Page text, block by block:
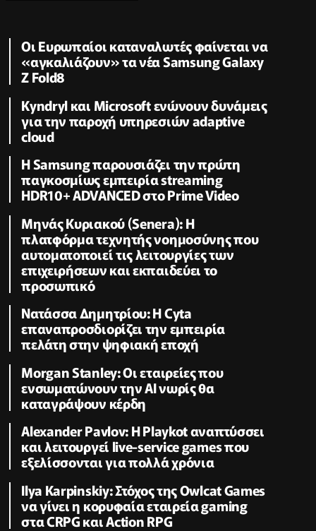
Οι Ευρωπαίοι καταναλωτές φαίνεται να
«αγκαλιάζουν» τα νέα Samsung Galaxy
Z Fold8
Kyndryl και Microsoft ενώνουν δυνάμεις
για την παροχή υπηρεσιών adaptive
cloud
Η Samsung παρουσιάζει την πρώτη
παγκοσμίως εμπειρία streaming
HDR10+ ADVANCED στο Prime Video
Μηνάς Κυριακού (Senera): Η
πλατφόρμα τεχνητής νοημοσύνης που
αυτοματοποιεί τις λειτουργίες των
επιχειρήσεων και εκπαιδεύει το
προσωπικό
Νατάσσα Δημητρίου: Η Cyta
επαναπροσδιορίζει την εμπειρία
πελάτη στην ψηφιακή εποχή
Morgan Stanley: Οι εταιρείες που
ενσωματώνουν την ΑΙ νωρίς θα
καταγράψουν κέρδη
Alexander Pavlov: Η Playkot αναπτύσσει
και λειτουργεί live-service games που
εξελίσσονται για πολλά χρόνια
Ilya Karpinskiy: Στόχος της Owlcat Games
να γίνει η κορυφαία εταιρεία gaming
στα CRPG και Action RPG